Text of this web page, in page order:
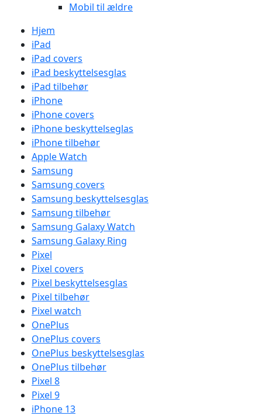
Mobil til ældre
Hjem
iPad
iPad covers
iPad beskyttelsesglas
iPad tilbehør
iPhone
iPhone covers
iPhone beskyttelseglas
iPhone tilbehør
Apple Watch
Samsung
Samsung covers
Samsung beskyttelsesglas
Samsung tilbehør
Samsung Galaxy Watch
Samsung Galaxy Ring
Pixel
Pixel covers
Pixel beskyttelsesglas
Pixel tilbehør
Pixel watch
OnePlus
OnePlus covers
OnePlus beskyttelsesglas
OnePlus tilbehør
Pixel 8
Pixel 9
iPhone 13